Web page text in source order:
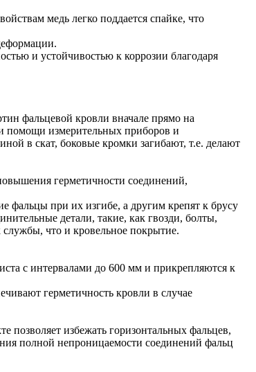
медь легко поддается спайке, что
и устойчивостью к коррозии благодаря
фальцевой кровли вначале прямо на
помощи измерительных приборов и
в скат, боковые кромки загибают, т.е. делают
герметичности соединений,
фальцы при их изгибе, а другим крепят к брусу
детали, такие, как гвозди, болты,
что и кровельное покрытие.
с интервалами до 600 мм и прикрепляются к
герметичность кровли в случае
позволяет избежать горизонтальных фальцев,
полной непроницаемости соединений фальц